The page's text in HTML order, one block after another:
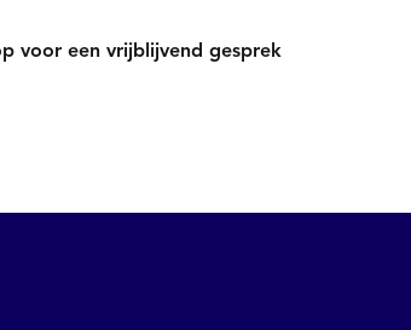
voor een vrijblijvend gesprek